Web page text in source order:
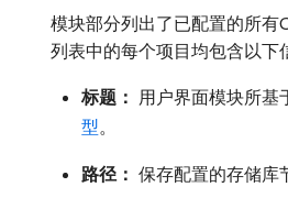
模块部分列出了已配置的所有
列表中的每个项目均包含以下
标题： 用户界面模块所基
型。
路径： 保存配置的存储库